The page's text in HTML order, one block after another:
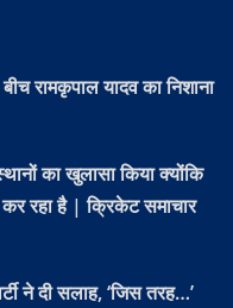
रामकृपाल यादव का निशाना
का खुलासा किया क्योंकि
रहा है | क्रिकेट समाचार
ने दी सलाह, ‘जिस तरह…’